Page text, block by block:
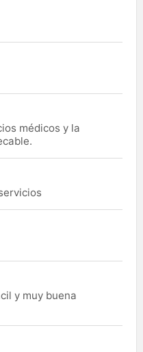
médicos y la
y muy buena